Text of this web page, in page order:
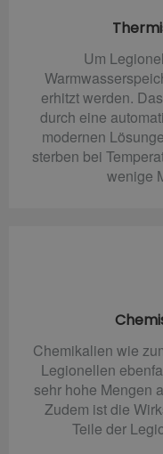
Um
erhitzt werden.
durch eine
modernen
sterben bei
wenige
Chemikalien wie
Legionellen
sehr hohe Mengen
Zudem ist die
Teile der